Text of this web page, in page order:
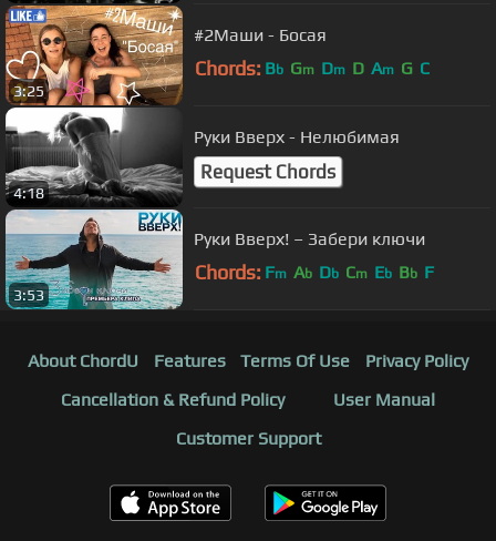
3:25
#2Маши - Босая
Chords: Bb Gm Dm D Am G C
4:18
Руки Вверх - Нелюбимая
Request Chords
3:53
Руки Вверх! – Забери ключи
Chords: Fm Ab Db Cm Eb Bb F
About ChordU Features Terms Of Use
Privacy Policy
Cancellation & Refund Policy
User Manual
Customer Support